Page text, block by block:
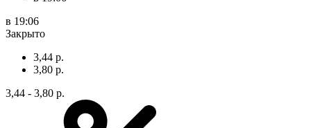
в 19:06
Закрыто
3,44 р.
3,80 р.
3,44 - 3,80 р.